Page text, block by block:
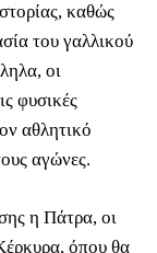
καθώς
του γαλλικού
οι
φυσικές
αθλητικό
αγώνες.
η Πάτρα, οι
όπου θα